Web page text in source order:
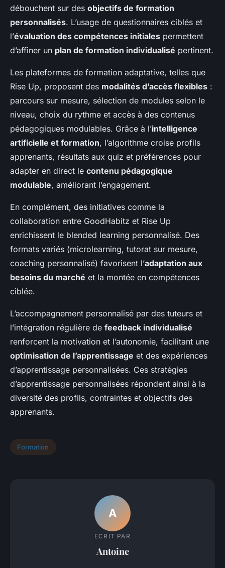
débouchent sur des objectifs de formation
personnalisés. L’usage de questionnaires ciblés et
l’évaluation des compétences initiales permettent
d’affiner un plan de formation individualisé pertinent.
Les plateformes de formation adaptative, telles que
Rise Up, proposent des modalités d’accès flexibles :
parcours sur mesure, sélection de modules selon le
niveau, choix du rythme et accès à des contenus
pédagogiques modulables. Grâce à l’intelligence
artificielle et formation, l’algorithme croise profils
apprenants, résultats aux quiz et préférences pour
adapter en direct le contenu pédagogique
modulable, améliorant l’engagement.
En complément, des initiatives comme la
collaboration entre GoodHabitz et Rise Up
enrichissent le blended learning personnalisé. Des
formats variés (microlearning, tutorat sur mesure,
coaching personnalisé) favorisent l’adaptation aux
besoins du marché et la montée en compétences
ciblée.
L’accompagnement personnalisé par des tuteurs et
l’intégration régulière de feedback individualisé
renforcent la motivation et l’autonomie, facilitant une
optimisation de l’apprentissage et des expériences
d’apprentissage personnalisées. Ces stratégies
d’apprentissage personnalisées répondent ainsi à la
diversité des profils, contraintes et objectifs des
apprenants.
Formation
A
ECRIT PAR
Antoine